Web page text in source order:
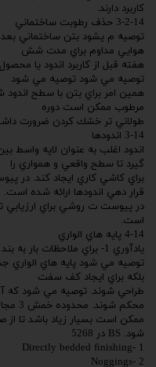
كاربرد دارند.
3-2-14 حذف رطوبت ساختماني
توصيه م يشود بتن ساختماني
هوايي مداوم براي مدت شش
توصيه مي شود توصيه مي شود
همين امر براي بتن با سطح
مرطوب ممكن است دوره
طولاني تر خشك كردن ضرورت
3-14 اندودها
اندود اغلب به عنوان لايه واسط
گيرد تا سطح واقعي و همواري را
براي كاشي كاري ايجاد كند. در
قرار دهي اندودها ارائه شده است.
در پيوست ت روشي براي ارزيابي
است.
4-14 پايه هاي الواري
يادآوري 1- براي ملاحظات بار به بند 13 مراجعه كنيد.
توصيه مي شود پايه هاي الواري
بلكه براي ايجاد كف سفت
محكم شوند. محدوده خمش 3 مجاز
ممكن است بسيار زياد باشد تا
شود. BS در 5268
1 -Directly bedded finishing
2 -Noggings